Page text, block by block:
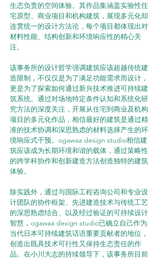
生态负责的空间体验。其作品集涵盖实验性住
宅原型、商业项目和机构建筑，展现多元化却
连贯统一的设计方法论，每个项目都体现出对
材料性能、结构创新和环境响应性的精心关
注。
该事务所的设计哲学强调建筑应该超越传统建
造限制，不仅仅是为了满足功能需求而设计，
更是为了探索如何通过新兴技术推进可持续建
筑系统。通过对场地特定条件认知和系统化研
究方法的深度关注，开展从住宅到商业及机构
项目的多元化作品，相信最好的建筑是通过精
准的技术协调和深思熟虑的材料选择产生的环
境响应式干预。ogawaa design studio相信建
筑应该成为长期环境和谐的载体，通过策略性
的跨学科协作和创新建造方法创造独特的建筑
体验。
除实践外，通过与国际工程咨询公司和专业设
计团队的协作框架、先进建造技术与传统工艺
的深思熟虑结合、以及经过验证的可持续设计
智慧，ogawaa design studio已确立自己作为
当代日本可持续建筑话语重要贡献者的地位，
创造出既具技术可行性又保持生态责任的作
品。在小川大志的持续领导下，该事务所目前